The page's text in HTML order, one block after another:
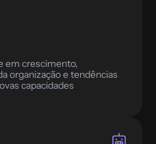
em crescimento,
organização e tendências
capacidades